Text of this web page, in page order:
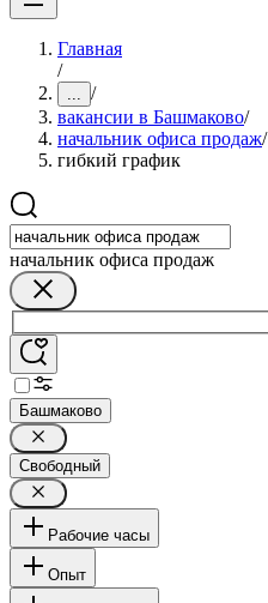
Главная
/
... /
вакансии в Башмаково/
начальник офиса продаж/
гибкий график
начальник офиса продаж
Башмаково
Свободный
Рабочие часы
Опыт